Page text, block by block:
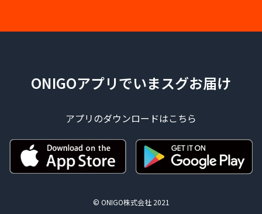
ONIGOアプリでいまスグお届け
アプリのダウンロードはこちら
© ONIGO株式会社 2021